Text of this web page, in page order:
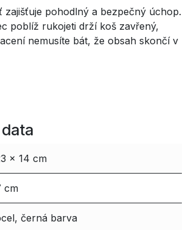
zajišťuje pohodlný a bezpečný úchop.
poblíž rukojeti drží koš zavřený,
nemusíte bát, že obsah skončí v
× 14 cm
cm
černá barva